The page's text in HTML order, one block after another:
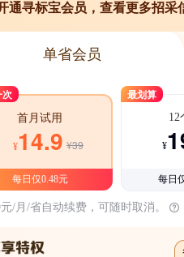
通寻标宝会员，查看更多招采
单省会员
次
首月试用
¥14.9 ¥39
每日仅0.48元
最划算
12
¥
每日
/月/省自动续费，可随时取消。